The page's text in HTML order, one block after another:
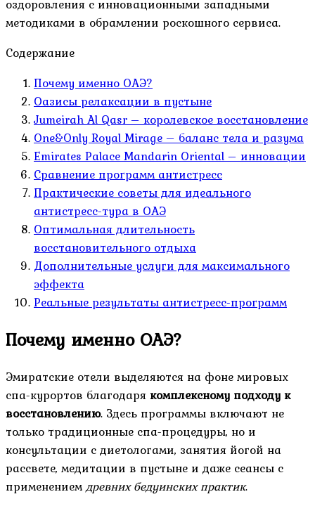
оздоровления с инновационными западными
методиками в обрамлении роскошного сервиса.
Содержание
Почему именно ОАЭ?
Оазисы релаксации в пустыне
Jumeirah Al Qasr – королевское восстановление
One&Only Royal Mirage – баланс тела и разума
Emirates Palace Mandarin Oriental – инновации
Сравнение программ антистресс
Практические советы для идеального
антистресс-тура в ОАЭ
Оптимальная длительность
восстановительного отдыха
Дополнительные услуги для максимального
эффекта
Реальные результаты антистресс-программ
Почему именно ОАЭ?
Эмиратские отели выделяются на фоне мировых
спа-курортов благодарякомплексному подходу к
восстановлению. Здесь программы включают не
только традиционные спа-процедуры, но и
консультации с диетологами, занятия йогой на
рассвете, медитации в пустыне и даже сеансы с
применениемдревних бедуинских практик.